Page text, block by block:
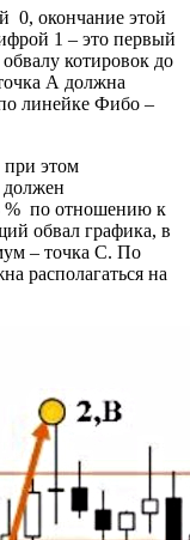
0, окончание этой
1 – это первый
котировок до
А должна
линейке Фибо –
при этом
% по отношению к
обвал графика, в
– точка С. По
располагаться на